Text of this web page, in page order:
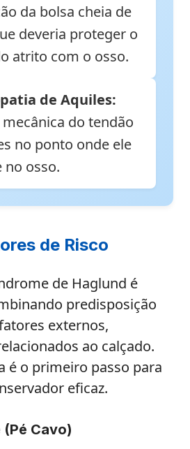
da bolsa cheia de
deveria proteger o
atrito com o osso.
de Aquiles:
do tendão
no ponto onde ele
no osso.
de Risco
de Haglund é
predisposição
externos,
ao calçado.
é o primeiro passo para
eficaz.
Cavo)